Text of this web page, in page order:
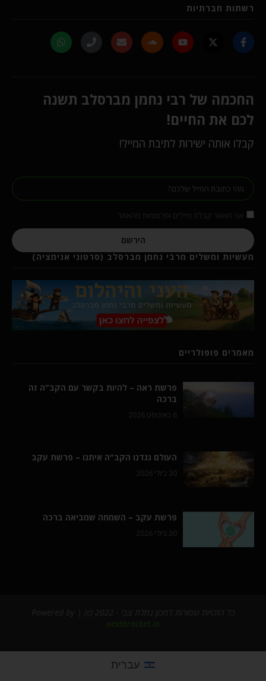
רשתות חברתיות
החכמה של רבי נחמן מברסלב תשנה
לכם את החיים!
קבלו אותה ישירות לתיבת המייל!
הירשם
מעשיות ומשלים מרבי נחמן מברסלב (סרטוני אנימציה)
מאמרים פופולריים
פרשת ראה – להיות בקשר עם הקב"ה זה
ברכה
6 באוגוסט 2026
העולם נגדנו הקב"ה איתנו – פרשת עקב
30 ביולי 2026
פרשת עקב – השמחה שמביאה ברכה
30 ביולי 2026
nextbracket.io
עברית